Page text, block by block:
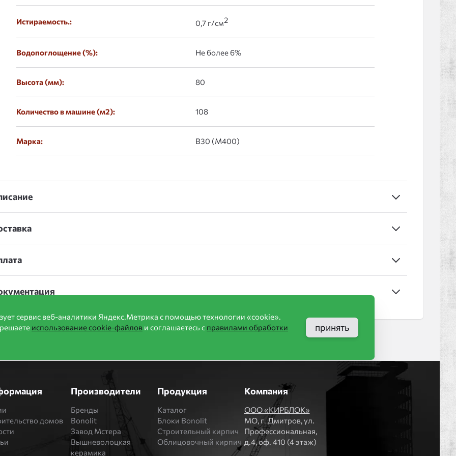
Истираемость.: 0,7 г/см2
Водопоглощение (%): Не более 6%
Высота (мм): 80
Количество в машине (м2): 108
Марка: В30 (М400)
домов
Производители
Бренды
Bonolit
Завод Мстера
Вышневолоцкая
керамика
Продукция
Каталог
Блоки Bonolit
Строительный кирпич
Облицовочный кирпич
Компания
ООО «КИРБЛОК»
МO, г. Дмитров, ул.
Профессиональная,
д.4, оф. 410 (4 этаж)
сервис веб-аналитики Яндекс.Метрика с помощью технологии «cookie».
использование cookie-файлов и соглашаетесь с правилами обработки принять